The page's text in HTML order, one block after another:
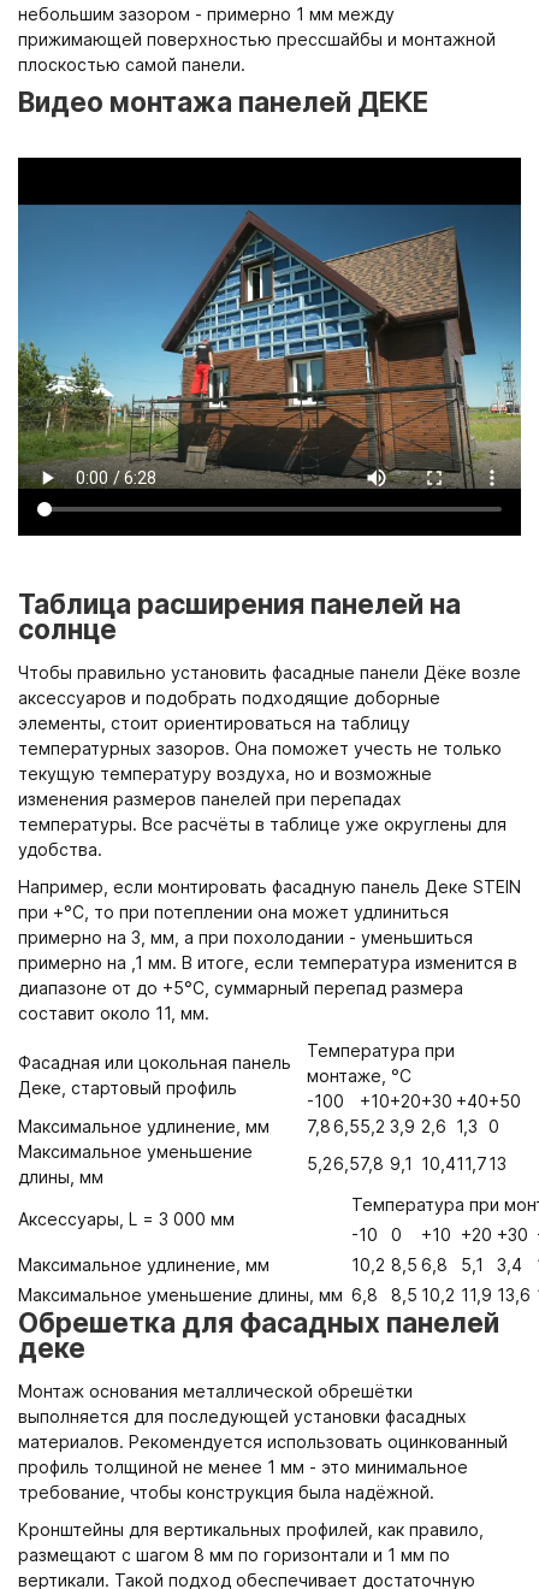
небольшим зазором - примерно 1 мм между
прижимающей поверхностью прессшайбы и монтажной
плоскостью самой панели.
Видео монтажа панелей ДЕКЕ
Таблица расширения панелей на
солнце
Чтобы правильно установить фасадные панели Дёке возле
аксессуаров и подобрать подходящие доборные
элементы, стоит ориентироваться на таблицу
температурных зазоров. Она поможет учесть не только
текущую температуру воздуха, но и возможные
изменения размеров панелей при перепадах
температуры. Все расчёты в таблице уже округлены для
удобства.
Например, если монтировать фасадную панель Деке STEIN
при +°C, то при потеплении она может удлиниться
примерно на 3, мм, а при похолодании - уменьшиться
примерно на ,1 мм. В итоге, если температура изменится в
диапазоне от до +5°C, суммарный перепад размера
составит около 11, мм.
Фасадная или цокольная панель
Деке, стартовый профиль
Температура при
монтаже, °С
-100 +10+20+30 +40+50
Максимальное удлинение, мм
7,86,55,2 3,9 2,6 1,3 0
Максимальное уменьшение
длины, мм
5,26,57,8 9,1 10,411,713
Аксессуары, L = 3 000 мм
Температура при
-10
0 +10 +20 +30
Максимальное удлинение, мм
10,2 8,5 6,8 5,1 3,4
Максимальное уменьшение длины, мм 6,8 8,5 10,2 11,9 13,6
Обрешетка для фасадных панелей
деке
Монтаж основания металлической обрешётки
выполняется для последующей установки фасадных
материалов. Рекомендуется использовать оцинкованный
профиль толщиной не менее 1 мм - это минимальное
требование, чтобы конструкция была надёжной.
Кронштейны для вертикальных профилей, как правило,
размещают с шагом 8 мм по горизонтали и 1 мм по
вертикали. Такой подход обеспечивает достаточную